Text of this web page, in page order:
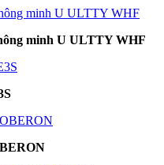
minh U ULTTY WHF